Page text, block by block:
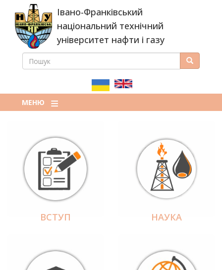
основного
вмісту
Івано-Франківський
національний технічний
університет нафти і газу
ПОШУКОВА
ПОШУК Пошук
МЕНЮ
ВСТУП НАУКА